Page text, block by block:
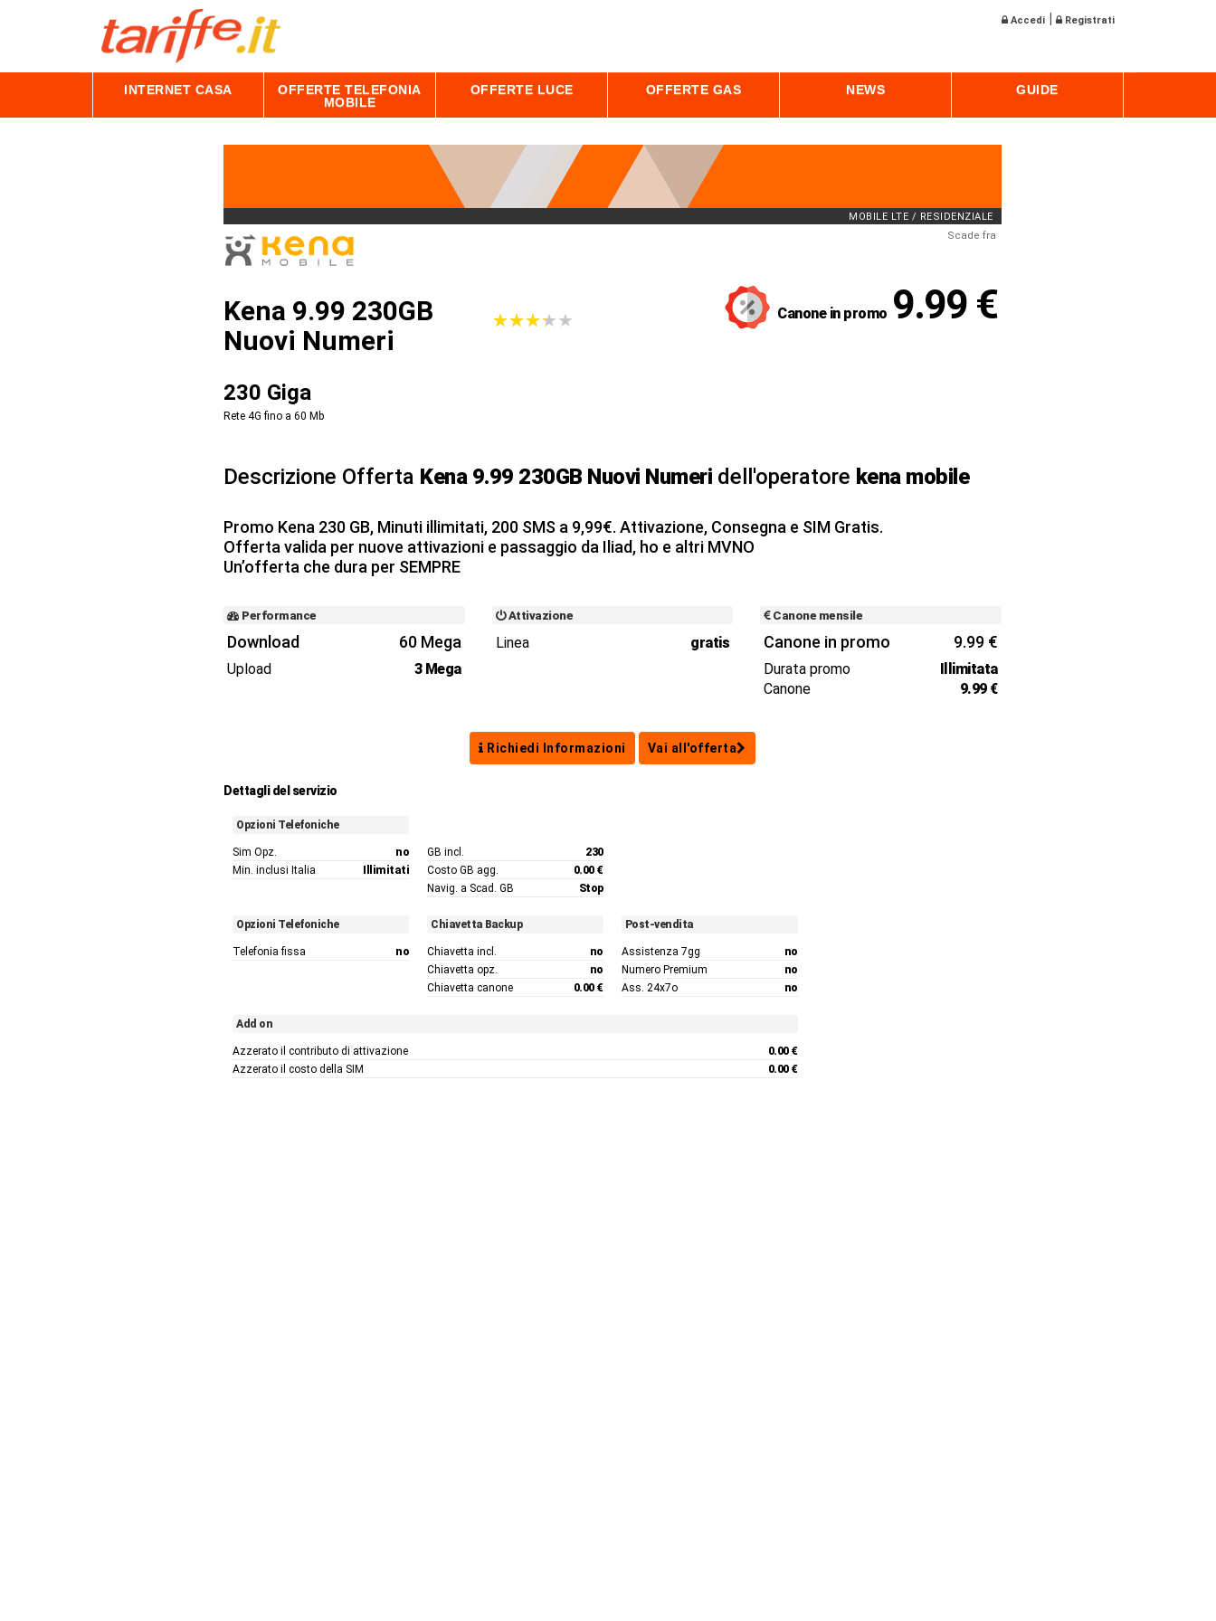
Accedi | Registrati
INTERNET CASA
OFFERTE TELEFONIA
MOBILE
OFFERTE LUCE OFFERTE GAS NEWS GUIDE
MOBILE LTE / RESIDENZIALE
Scade fra
Kena 9.99 230GB
Nuovi Numeri
230 Giga
Rete 4G fino a 60Mb
★★★★★
★★★★★ Canone in promo 9.99 €
Descrizione Offerta Kena 9.99 230GB Nuovi Numeri dell'operatore kena mobile
Promo Kena 230 GB, Minuti illimitati, 200 SMS a 9,99€. Attivazione, Consegna e SIM Gratis.
Offerta valida per nuove attivazioni e passaggio da Iliad, ho e altri MVNO
Un’offerta che dura per SEMPRE
Performance
Download 60 Mega
Upload 3 Mega
Attivazione
Linea gratis
Canone mensile
Canone in promo 9.99 €
Durata promo
Illimitata
Canone
9.99 €
Richiedi Informazioni Vai all'offerta
Dettagli del servizio
Opzioni Telefoniche
Sim Opz.
no
Min. inclusi Italia
Illimitati
GB incl.
230
Costo GB agg.
0.00 €
Navig. a Scad. GB
Stop
Opzioni Telefoniche
Telefonia fissa no
Chiavetta Backup
Chiavetta incl.
no
Chiavetta opz.
no
Chiavetta canone
0.00 €
Post-vendita
Assistenza 7gg
no
Numero Premium
no
Ass. 24x7o
no
Add on
Azzerato il contributo di attivazione
0.00 €
Azzerato il costo della SIM
0.00 €